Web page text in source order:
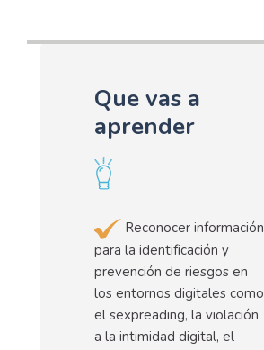
Que vas a
aprender
Reconocer información
para la identificación y
prevención de riesgos en
los entornos digitales como
el sexpreading, la violación
a la intimidad digital, el